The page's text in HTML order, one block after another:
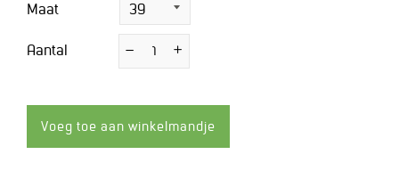
Maat
Aantal
met
1
met
1
Voeg toe aan winkelmandje